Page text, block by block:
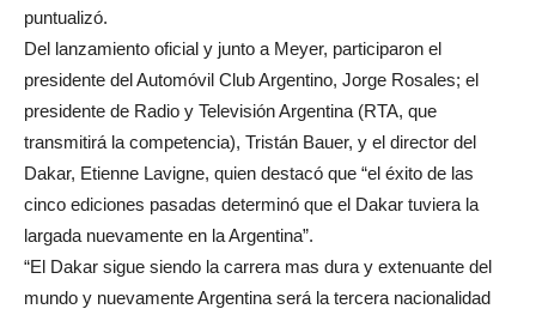
puntualizó.
Del lanzamiento oficial y junto a Meyer, participaron el
presidente del Automóvil Club Argentino, Jorge Rosales; el
presidente de Radio y Televisión Argentina (RTA, que
transmitirá la competencia), Tristán Bauer, y el director del
Dakar, Etienne Lavigne, quien destacó que “el éxito de las
cinco ediciones pasadas determinó que el Dakar tuviera la
largada nuevamente en la Argentina”.
“El Dakar sigue siendo la carrera mas dura y extenuante del
mundo y nuevamente Argentina será la tercera nacionalidad